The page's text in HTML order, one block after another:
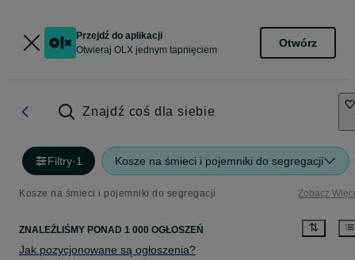
Przejdź do aplikacji
Otwieraj OLX jednym tapnięciem
Otwórz
Znajdź coś dla siebie
Filtry·1 Kosze na śmieci i pojemniki do segregacji
Kosze na śmieci i pojemniki do segregacji Zobacz
ZNALEŹLIŚMY PONAD 1 000 OGŁOSZEŃ
Jak pozycjonowane są ogłoszenia?